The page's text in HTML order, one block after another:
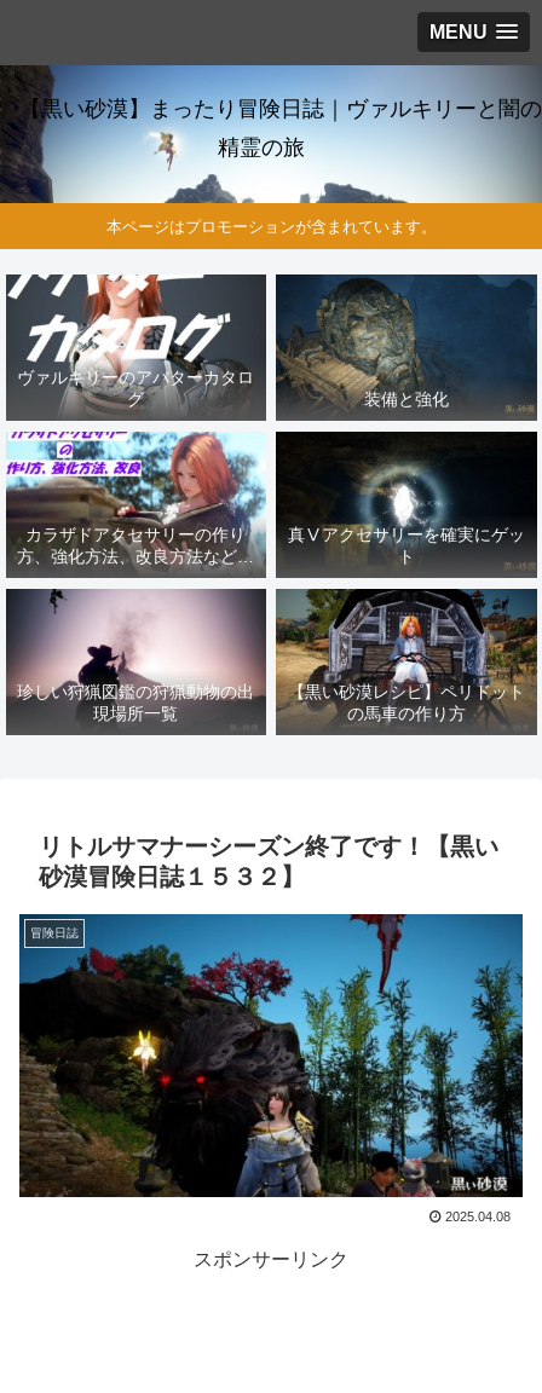
MENU
【黒い砂漠】まったり冒険日誌｜ヴァルキリーと闇の
精霊の旅
本ページはプロモーションが含まれています。
ヴァルキリーのアバターカタロ
グ
装備と強化
カラザドアクセサリーの作り
方、強化方法、改良方法などま
とめ【黒い砂漠冒険日誌１４１
真Ⅴアクセサリーを確実にゲッ
ト
珍しい狩猟図鑑の狩猟動物の出
現場所一覧
【黒い砂漠レシピ】ペリドット
の馬車の作り方
リトルサマナーシーズン終了です！【黒い
砂漠冒険日誌１５３２】
冒険日誌
2025.04.08
スポンサーリンク